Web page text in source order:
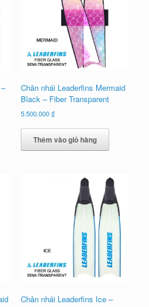
Chân nhái Leaderfins Mermaid
Black – Fiber Transparent
5.500.000₫
Thêm vào giỏ hàng
Chân nhái Leaderfins Ice –